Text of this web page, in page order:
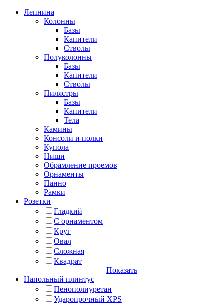
Лепнина
Колонны
Базы
Капители
Стволы
Полуколонны
Базы
Капители
Стволы
Пилястры
Базы
Капители
Тела
Камины
Консоли и полки
Купола
Ниши
Обрамление проемов
Орнаменты
Панно
Рамки
Розетки
Гладкий
С орнаментом
Круг
Овал
Сложная
Квадрат
Показать
Напольный плинтус
Пенополиуретан
Ударопрочный XPS